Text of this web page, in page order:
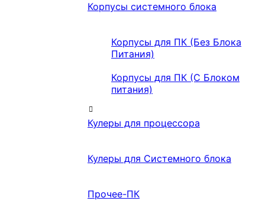
Корпусы системного блока
Корпусы для ПК (Без Блока
Питания)
Корпусы для ПК (С Блоком
питания)
Кулеры для процессора
Кулеры для Системного блока
Прочее-ПК